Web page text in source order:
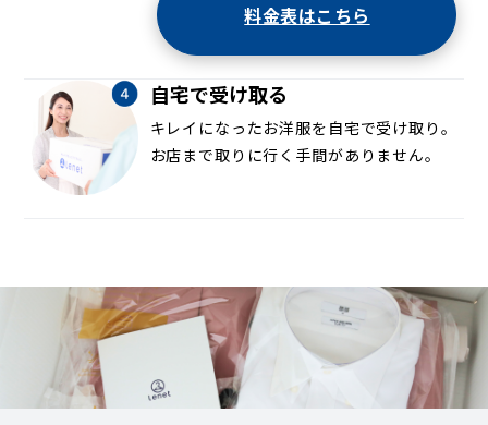
料金表はこちら
自宅で受け取る
キレイになったお洋服を自宅で受け取り。
お店まで取りに行く手間がありません。